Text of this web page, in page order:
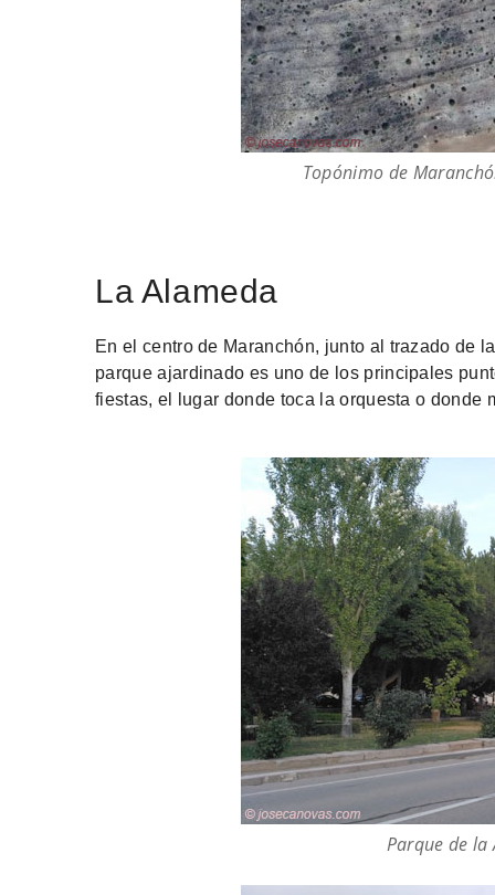
Topónimo de
La Alameda
En el centro de Maranchón, junto al trazado de
parque ajardinado es uno de los principales
fiestas, el lugar donde toca la orquesta o donde
Parque de la